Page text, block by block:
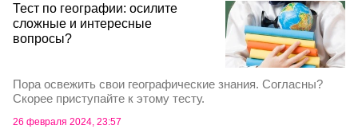
Тест по географии: осилите
сложные и интересные
вопросы?
Пора освежить свои географические знания. Согласны?
Скорее приступайте к этому тесту.
26 февраля 2024, 23:57